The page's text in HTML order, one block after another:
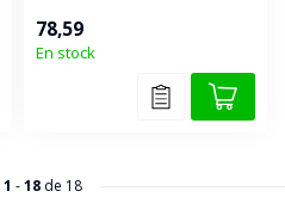
78,59
En stock
1 -18 de 18